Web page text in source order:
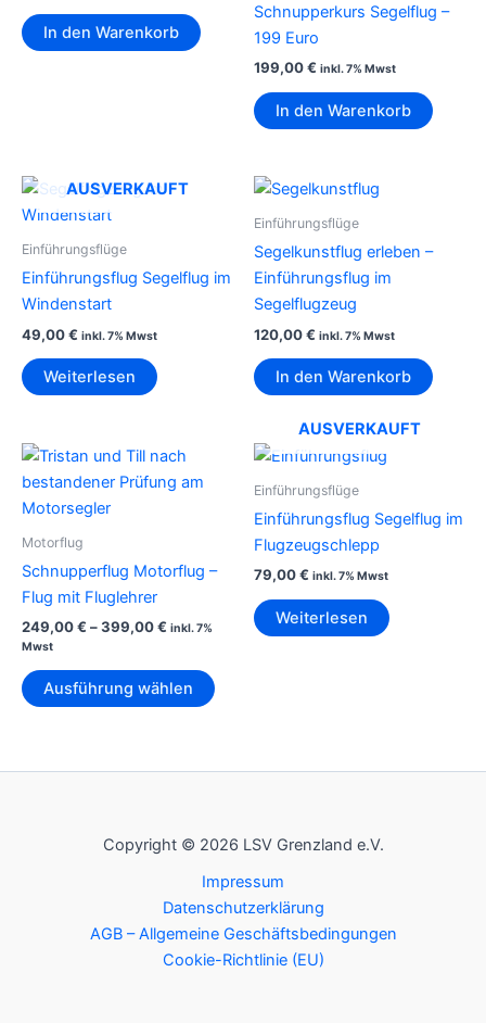
In den Warenkorb
Schnupperkurs Segelflug –
199 Euro
199,00€ inkl. 7% Mwst
In den Warenkorb
AUSVERKAUFT
Einführungsflüge
Einführungsflug Segelflug im
Windenstart
49,00€ inkl. 7% Mwst
Weiterlesen
Einführungsflüge
Segelkunstflug erleben –
Einführungsflug im
Segelflugzeug
120,00€ inkl. 7% Mwst
In den Warenkorb
Motorflug
Schnupperflug Motorflug –
Flug mit Fluglehrer
249,00€ –399,00€ Preisspanne:
399,00 €
inkl. 7%
Mwst
Ausführung wählen
Produkt
Varianten
Optionen
können
auf
der
Produktseite
AUSVERKAUFT
Einführungsflüge
Einführungsflug Segelflug im
Flugzeugschlepp
79,00€ inkl. 7% Mwst
Weiterlesen
Copyright © 2026 LSV Grenzland e.V.
Impressum
Datenschutzerklärung
AGB – Allgemeine Geschäftsbedingungen
Cookie-Richtlinie (EU)